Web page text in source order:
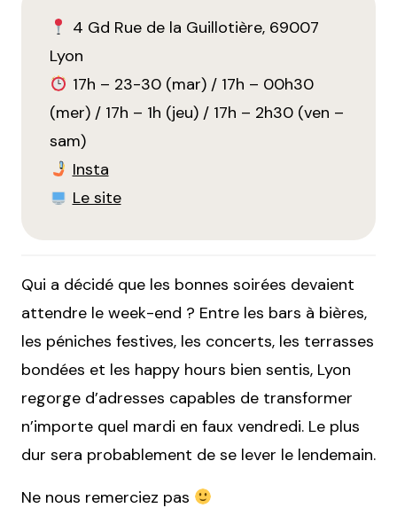
4 Gd Rue de la Guillotière, 69007
Lyon
17h – 23-30 (mar) / 17h – 00h30
(mer) / 17h – 1h (jeu) / 17h – 2h30 (ven –
sam)
Insta
Le site
Qui a décidé que les bonnes soirées devaient
attendre le week-end ? Entre les bars à bières,
les péniches festives, les concerts, les terrasses
bondées et les happy hours bien sentis, Lyon
regorge d’adresses capables de transformer
n’importe quel mardi en faux vendredi. Le plus
dur sera probablement de se lever le lendemain.
Ne nous remerciez pas